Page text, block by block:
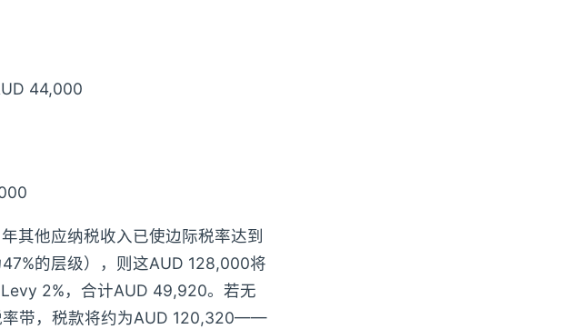
44,000
其他应纳税收入已使边际税率达到
的层级），则这AUD 128,000将
2%，合计AUD 49,920。若无
率带，税款将约为AUD 120,320——